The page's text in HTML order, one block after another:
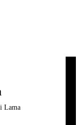
Lama